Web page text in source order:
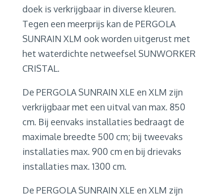
doek is verkrijgbaar in diverse kleuren.
Tegen een meerprijs kan de PERGOLA
SUNRAIN XLM ook worden uitgerust met
het waterdichte netweefsel SUNWORKER
CRISTAL.
De PERGOLA SUNRAIN XLE en XLM zijn
verkrijgbaar met een uitval van max. 850
cm. Bij eenvaks installaties bedraagt de
maximale breedte 500 cm; bij tweevaks
installaties max. 900 cm en bij drievaks
installaties max. 1300 cm.
De PERGOLA SUNRAIN XLE en XLM zijn